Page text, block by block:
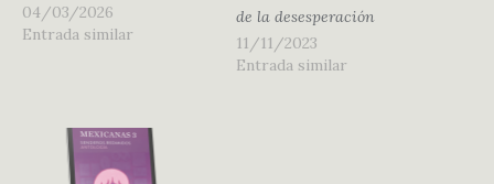
04/03/2026
Entrada similar
de la desesperación
11/11/2023
Entrada similar